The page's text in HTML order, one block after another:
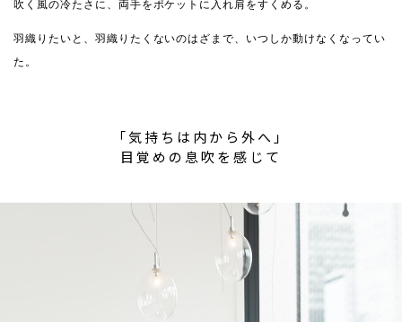
吹く風の冷たさに、両手をポケットに入れ肩をすくめる。
羽織りたいと、羽織りたくないのはざまで、いつしか動けなくなってい
た。
「気持ちは内から外へ」
目覚めの息吹を感じて